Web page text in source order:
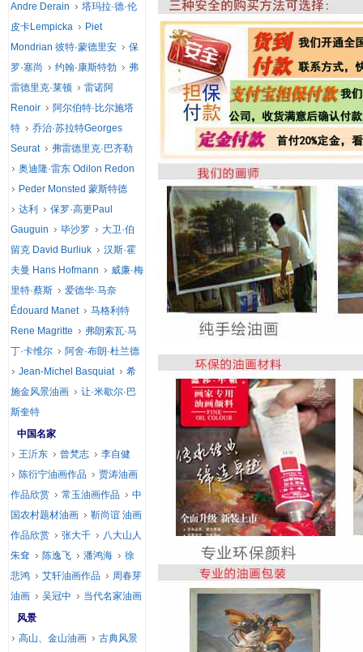
Andre Derain
塔玛拉·德·伦
皮卡Lempicka
Piet
Mondrian 彼特·蒙德里安
保
罗·塞尚
约翰·康斯特勃
弗
雷德里克·莱顿
雷诺阿
Renoir
阿尔伯特·比尔施塔
特
乔治·苏拉特Georges
Seurat
弗雷德里克·巴齐勒
奥迪隆·雷东 Odilon Redon
Peder Monsted 蒙斯特德
达利
保罗·高更Paul
Gauguin
毕沙罗
大卫·伯
留克 David Burliuk
汉斯·霍
夫曼 Hans Hofmann
威廉·梅
里特·蔡斯
爱德华·马奈
Édouard Manet
马格利特
Rene Magritte
弗朗索瓦·马
丁·卡维尔
阿舍·布朗·杜兰德
Jean-Michel Basquiat
希
施金风景油画
让·米歇尔·巴
斯奎特
中国名家
王沂东
曾梵志
李自健
陈衍宁油画作品
贾涛油画
作品欣赏
常玉油画作品
中
国农村题材油画
靳尚谊 油画
作品欣赏
张大千
八大山人
朱耷
陈逸飞 潘鸿海
徐
悲鸿
艾轩油画作品
周春芽
油画
吴冠中
当代名家油画
风景
高山、金山油画
古典风景